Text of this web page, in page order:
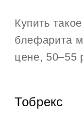
Купить
блефарита
цене, 50–55
Тобрекс